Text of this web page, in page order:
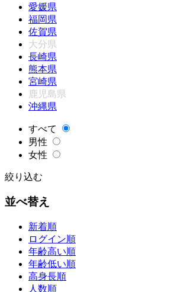
愛媛県
福岡県
佐賀県
大分県
長崎県
熊本県
宮崎県
鹿児島県
沖縄県
すべて
男性
女性
絞り込む
並べ替え
新着順
ログイン順
年齢高い順
年齢低い順
高身長順
人数順